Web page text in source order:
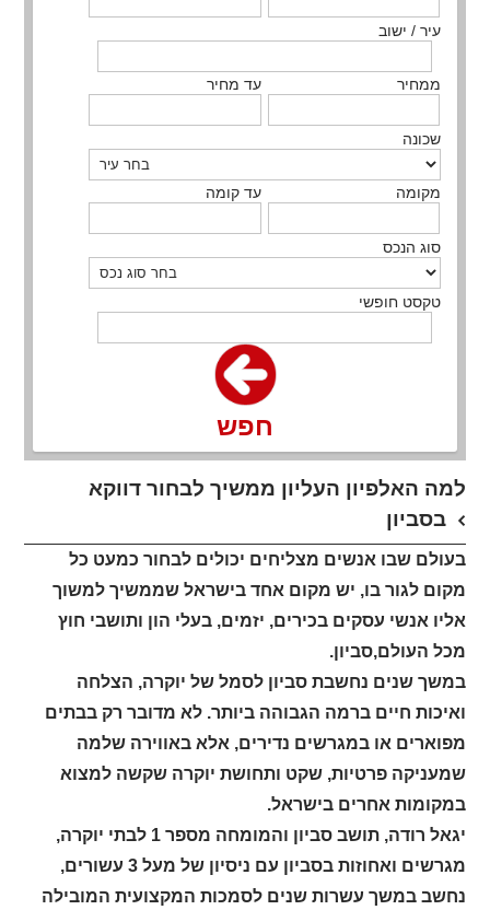
עיר / ישוב
ממחיר עד מחיר
שכונה
מקומה עד קומה
סוג הנכס
טקסט חופשי
חפש
למה האלפיון העליון ממשיך לבחור דווקא
בסביון
בעולם שבו אנשים מצליחים יכולים לבחור כמעט כל
מקום לגור בו, יש מקום אחד בישראל שממשיך למשוך
אליו אנשי עסקים בכירים, יזמים, בעלי הון ותושבי חוץ
מכל העולם,סביון.
במשך שנים נחשבת סביון לסמל של יוקרה, הצלחה
ואיכות חיים ברמה הגבוהה ביותר. לא מדובר רק בבתים
מפוארים או במגרשים נדירים, אלא באווירה שלמה
שמעניקה פרטיות, שקט ותחושת יוקרה שקשה למצוא
במקומות אחרים בישראל.
יגאל רודה, תושב סביון והמומחה מספר 1 לבתי יוקרה,
מגרשים ואחוזות בסביון עם ניסיון של מעל 3 עשורים,
נחשב במשך עשרות שנים לסמכות המקצועית המובילה